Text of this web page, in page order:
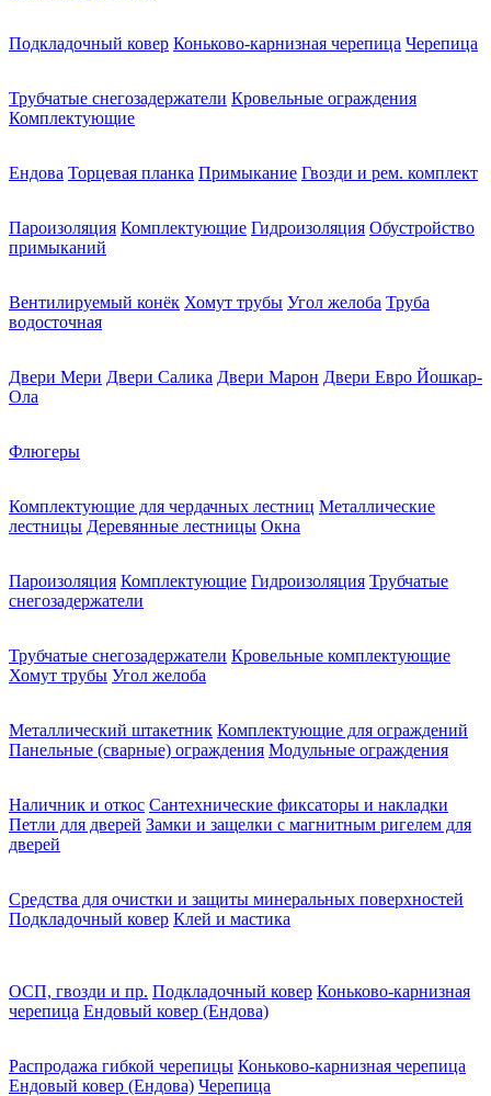
Подкладочный ковер Коньково-карнизная черепица Черепица
Трубчатые снегозадержатели Кровельные ограждения
Комплектующие
Ендова Торцевая планка Примыкание Гвозди и рем. комплект
Пароизоляция Комплектующие Гидроизоляция Обустройство
примыканий
Вентилируемый конёк Хомут трубы Угол желоба Труба
водосточная
Двери Мери Двери Салика Двери Марон Двери Евро Йошкар-
Ола
Флюгеры
Комплектующие для чердачных лестниц Металлические
лестницы Деревянные лестницы Окна
Пароизоляция Комплектующие Гидроизоляция Трубчатые
снегозадержатели
Трубчатые снегозадержатели Кровельные комплектующие
Хомут трубы Угол желоба
Металлический штакетник Комплектующие для ограждений
Панельные (сварные) ограждения Модульные ограждения
Наличник и откос Сантехнические фиксаторы и накладки
Петли для дверей Замки и защелки с магнитным ригелем для
дверей
Средства для очистки и защиты минеральных поверхностей
Подкладочный ковер Клей и мастика
ОСП, гвозди и пр. Подкладочный ковер Коньково-карнизная
черепица Ендовый ковер (Ендова)
Распродажа гибкой черепицы Коньково-карнизная черепица
Ендовый ковер (Ендова) Черепица